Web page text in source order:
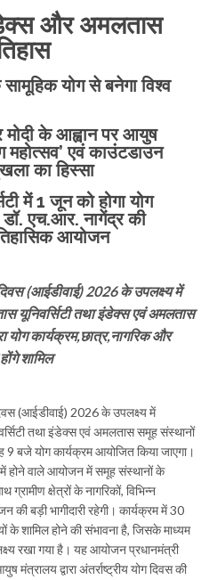
और अमलतास
योग से बनेगा विश्व
मोदी के आह्वान पर आयुष
महोत्सव’ एवं काउंटडाउन
का हिस्सा
में 1 जून को होगा योग
डॉ. एच.आर. नागेंद्र की
आयोजन
दिवस (आईडीवाई) 2026 के उपलक्ष्य में
यूनिवर्सिटी तथा इंडेक्स एवं अमलतास
योग कार्यक्रम,छात्र,नागरिक और
शामिल
(आईडीवाई) 2026 के उपलक्ष्य में
तथा इंडेक्स एवं अमलतास समूह संस्थानों
9 बजे योग कार्यक्रम आयोजित किया जाएगा।
होने वाले आयोजन में समूह संस्थानों के
ग्रामीण क्षेत्रों के नागरिकों, विभिन्न
की बड़ी भागीदारी रहेगी। कार्यक्रम में 30
के शामिल होने की संभावना है, जिसके माध्यम
रखा गया है। यह आयोजन प्रधानमंत्री
मंत्रालय द्वारा अंतर्राष्ट्रीय योग दिवस की